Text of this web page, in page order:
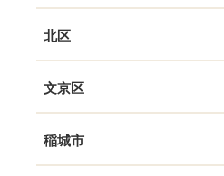
北区
文京区
稲城市